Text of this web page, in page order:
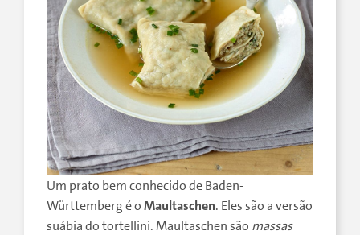
Um prato bem conhecido de Baden-
Württemberg é oMaultaschen. Eles são a versão
suábia do tortellini. Maultaschen são massas